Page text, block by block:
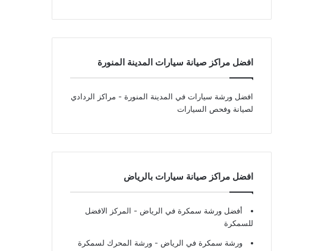
افضل مراكز صيانة سيارات المدينة المنورة
افضل ورشة سيارات في المدينة المنورة - مراكز الردادي
لصيانة وفحص السيارات
افضل مراكز صيانة سيارات بالرياض
أفضل ورشة سمكرة في الرياض - المركز الافضل
للسمكرة
ورشة سمكرة في الرياض - ورشة المحرك لسمكرة